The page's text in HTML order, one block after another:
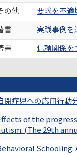
の他
要求を不適
書
実践事例を
書
信頼関係を
閉症児への応用行動
of the
(The 29th
Schooling: